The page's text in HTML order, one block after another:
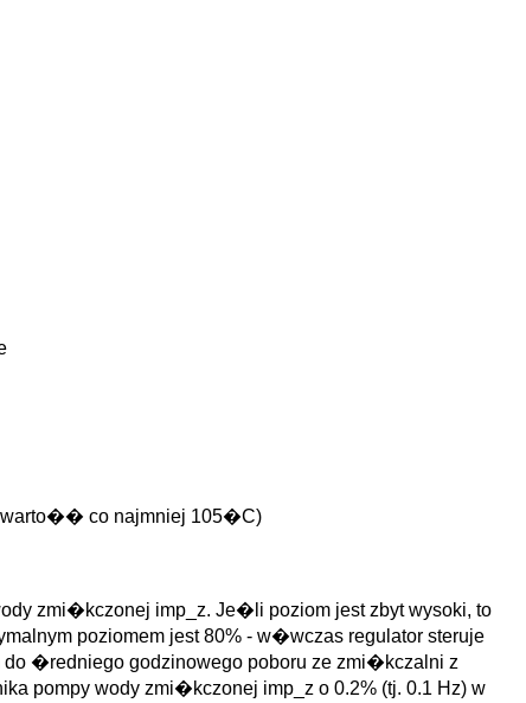
warto�� co najmniej 105�C)
zmi�kczonej imp_z. Je�li poziom jest zbyt wysoki, to
poziomem jest 80% - w�wczas regulator steruje
�redniego godzinowego poboru ze zmi�kczalni z
pompy wody zmi�kczonej imp_z o 0.2% (tj. 0.1 Hz) w